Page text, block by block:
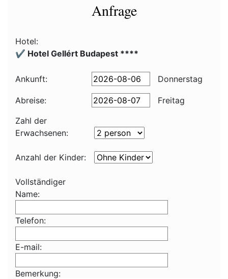
Anfrage
Hotel:
✔️ Hotel Gellért Budapest ****
Ankunft: Donnerstag
Abreise:
Freitag
Zahl der
Erwachsenen:
Anzahl der Kinder:
Vollständiger
Name:
Telefon:
E-mail:
Bemerkung: